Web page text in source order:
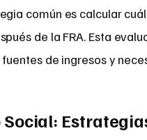
común es calcular
de la FRA. Esta
de ingresos y
Social: